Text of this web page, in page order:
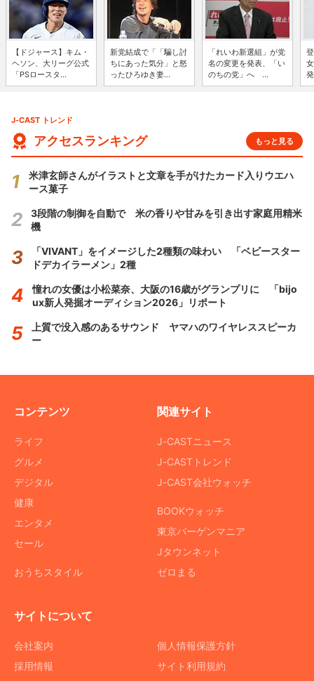
【ドジャース】キム・
ヘソン、大リーグ公式
「PSロースタ...
新党結成で「「騙し討
ちにあった気分」と怒
ったひろゆき妻...
「れいわ新選組」が党
名の変更を発表、「い
のちの党」へ ...
J-CAST トレンド
アクセスランキング もっと見る
米津玄師さんがイラストと文章を手がけたカード入りウエハ
ース菓子
3段階の制御を自動で 米の香りや甘みを引き出す家庭用精米
機
「VIVANT」をイメージした2種類の味わい 「ベビースター
ドデカイラーメン」2種
憧れの女優は小松菜奈、大阪の16歳がグランプリに 「bijo
ux新人発掘オーディション2026」リポート
上質で没入感のあるサウンド ヤマハのワイヤレススピーカ
ー
コンテンツ
ライフ
グルメ
デジタル
健康
エンタメ
セール
おうちスタイル
関連サイト
J-CASTニュース
J-CASTトレンド
J-CAST会社ウォッチ
BOOKウォッチ
東京バーゲンマニア
Jタウンネット
ゼロまる
サイトについて
会社案内
採用情報
個人情報保護方針
サイト利用規約